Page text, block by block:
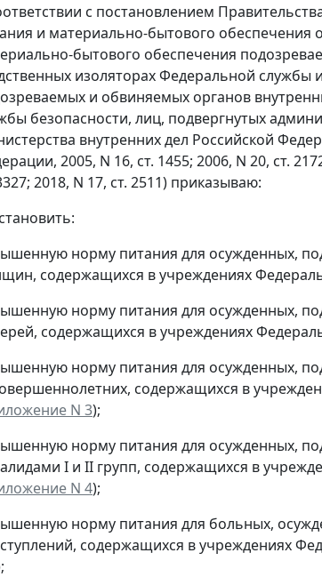
с постановлением
и материально-бытового
бытового обеспечения
изоляторах Федеральной службы
и обвиняемых органов
безопасности, лиц, подвергнутых
внутренних дел Российской
2005, N 16, ст. 1455; 2006, N 20, ст.
2018, N 17, ст. 2511) приказываю:
норму питания для осужденных,
содержащихся в учреждениях
норму питания для осужденных,
содержащихся в учреждениях
норму питания для осужденных,
содержащихся в
N 3);
норму питания для осужденных,
I и II групп, содержащихся в
N 4);
норму питания для больных,
содержащихся в учреждениях